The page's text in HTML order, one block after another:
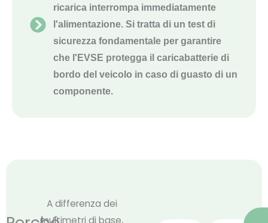
ricarica interrompa immediatamente
l'alimentazione. Si tratta di un test di
sicurezza fondamentale per garantire
che l'EVSE protegga il caricabatterie di
bordo del veicolo in caso di guasto di un
componente.
A differenza dei
multimetri di base,